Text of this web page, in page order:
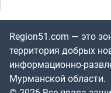
Region51.com — это
территория добрых
информационно-
Мурманской области.